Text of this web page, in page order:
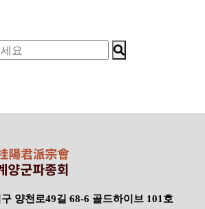
양천로49길 68-6 골드하이브 101호